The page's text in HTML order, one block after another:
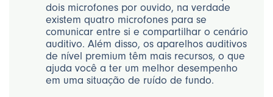
dois microfones por ouvido, na verdade
existem quatro microfones para se
comunicar entre si e compartilhar o cenário
auditivo. Além disso, os aparelhos auditivos
de nível premium têm mais recursos, o que
ajuda você a ter um melhor desempenho
em uma situação de ruído de fundo.